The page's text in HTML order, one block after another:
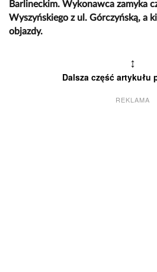
Barlineckim. Wykonawca zamyka
Wyszyńskiego z ul. Górczyńską, a
objazdy.
↕
Dalsza część artykułu
REKLAMA